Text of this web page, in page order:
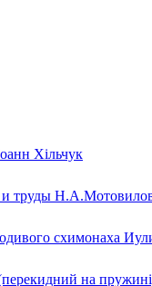
Хільчук
труды
схимонаха
на